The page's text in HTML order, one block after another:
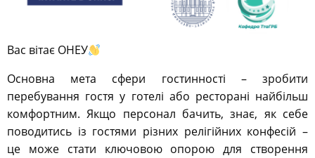
Вас вітає ОНЕУ
Основна мета сфери гостинності – зробити
перебування гостя у готелі або ресторані найбільш
комфортним. Якщо персонал бачить, знає, як себе
поводитись із гостями різних релігійних конфесій –
це може стати ключовою опорою для створення